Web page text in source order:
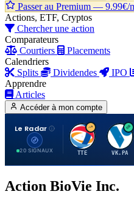
Passer au Premium — 9.99€/
Actions, ETF, Cryptos
Chercher une action
Comparateurs
Courtiers
Placements
Calendriers
Splits
Dividendes IPO
Apprendre
Articles
Accéder à mon compte
Le Radar
20 SIGNAUX
T
TTE
V
VK.PA
Action BioVie Inc.